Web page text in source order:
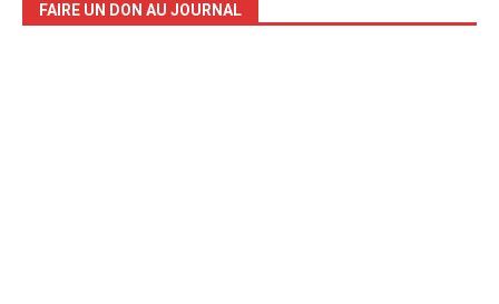
FAIRE UN DON AU JOURNAL